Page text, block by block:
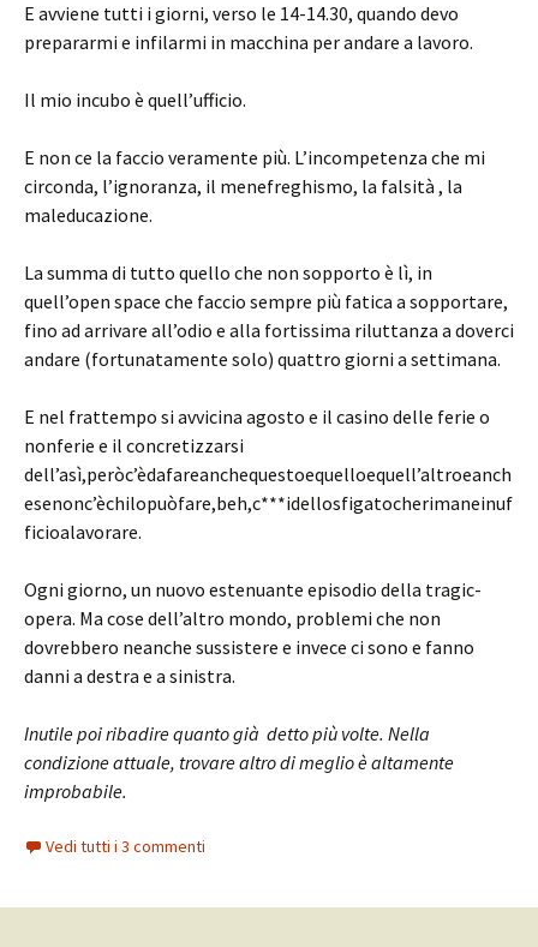
E avviene tutti i giorni, verso le 14-14.30, quando devo
prepararmi e infilarmi in macchina per andare a lavoro.
Il mio incubo è quell’ufficio.
E non ce la faccio veramente più. L’incompetenza che mi
circonda, l’ignoranza, il menefreghismo, la falsità , la
maleducazione.
La summa di tutto quello che non sopporto è lì, in
quell’open space che faccio sempre più fatica a sopportare,
fino ad arrivare all’odio e alla fortissima riluttanza a doverci
andare (fortunatamente solo) quattro giorni a settimana.
E nel frattempo si avvicina agosto e il casino delle ferie o
nonferie e il concretizzarsi
dell’asì,peròc’èdafareanchequestoequelloequell’altroeanch
esenonc’èchilopuòfare,beh,c***idellosfigatocherimaneinuf
ficioalavorare.
Ogni giorno, un nuovo estenuante episodio della tragic-
opera. Ma cose dell’altro mondo, problemi che non
dovrebbero neanche sussistere e invece ci sono e fanno
danni a destra e a sinistra.
Inutile poi ribadire quanto già detto più volte. Nella
condizione attuale, trovare altro di meglio è altamente
improbabile.
Vedi tutti i 3 commenti